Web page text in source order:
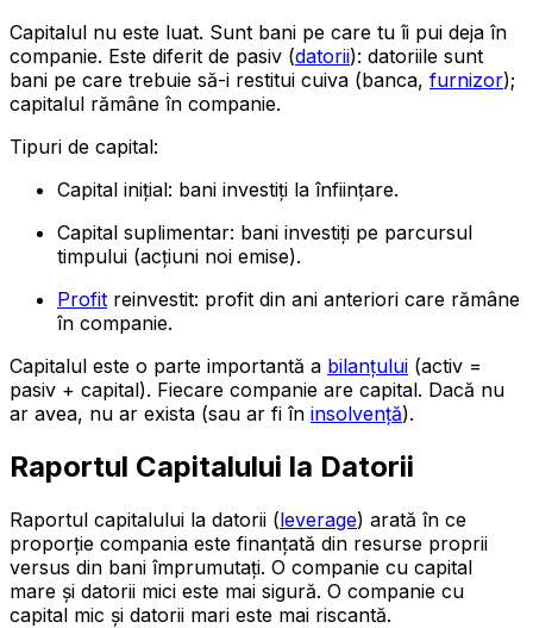
Capitalul nu este luat. Sunt bani pe care tu îi pui deja în
companie. Este diferit de pasiv (datorii): datoriile sunt
bani pe care trebuie să-i restitui cuiva (banca, furnizor);
capitalul rămâne în companie.
Tipuri de capital:
Capital inițial: bani investiți la înființare.
Capital suplimentar: bani investiți pe parcursul
timpului (acțiuni noi emise).
Profit reinvestit: profit din ani anteriori care rămâne
în companie.
Capitalul este o parte importantă a bilanțului (activ =
pasiv + capital). Fiecare companie are capital. Dacă nu
ar avea, nu ar exista (sau ar fi în insolvență).
Raportul Capitalului la Datorii
Raportul capitalului la datorii (leverage) arată în ce
proporție compania este finanțată din resurse proprii
versus din bani împrumutați. O companie cu capital
mare și datorii mici este mai sigură. O companie cu
capital mic și datorii mari este mai riscantă.